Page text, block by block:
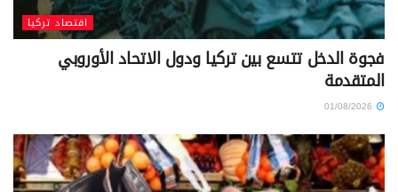
اقتصاد تركيا
فجوة الدخل تتسع بين تركيا ودول الاتحاد الأوروبي
المتقدمة